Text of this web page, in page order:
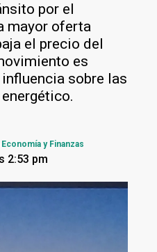
por el
mayor oferta
el precio del
es
sobre las
y Finanzas
2:53 pm